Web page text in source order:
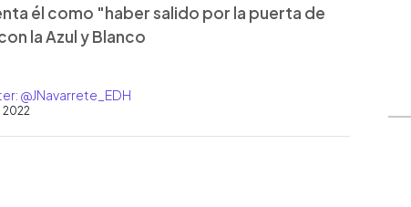
él como "haber salido por la puerta de
la Azul y Blanco
@JNavarrete_EDH
2022